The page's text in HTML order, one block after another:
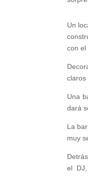
Un
con el
claros
Una
dará
La
muy
el DJ,